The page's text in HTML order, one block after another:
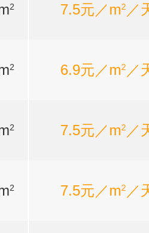
2 7.5元／m2 ／
2 6.9元／m2 ／
2 7.5元／m2 ／
2 7.5元／m2 ／